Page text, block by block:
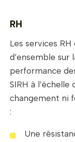
RH
Les services
d’ensemble sur
performance
SIRH à
changement ni
:
Une